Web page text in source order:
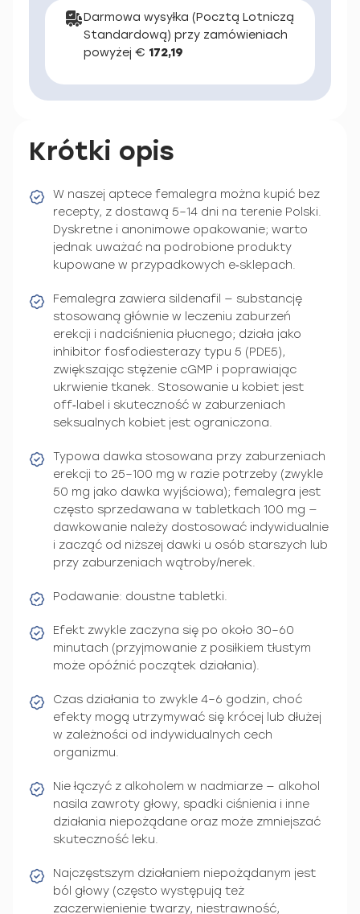
Darmowa wysyłka (Pocztą Lotniczą
Standardową) przy zamówieniach
powyżej € 172,19
Krótki opis
W naszej aptece femalegra można kupić bez
recepty, z dostawą 5–14 dni na terenie Polski.
Dyskretne i anonimowe opakowanie; warto
jednak uważać na podrobione produkty
kupowane w przypadkowych e‑sklepach.
Femalegra zawiera sildenafil — substancję
stosowaną głównie w leczeniu zaburzeń
erekcji i nadciśnienia płucnego; działa jako
inhibitor fosfodiesterazy typu 5 (PDE5),
zwiększając stężenie cGMP i poprawiając
ukrwienie tkanek. Stosowanie u kobiet jest
off‑label i skuteczność w zaburzeniach
seksualnych kobiet jest ograniczona.
Typowa dawka stosowana przy zaburzeniach
erekcji to 25–100 mg w razie potrzeby (zwykle
50 mg jako dawka wyjściowa); femalegra jest
często sprzedawana w tabletkach 100 mg —
dawkowanie należy dostosować indywidualnie
i zacząć od niższej dawki u osób starszych lub
przy zaburzeniach wątroby/nerek.
Podawanie: doustne tabletki.
Efekt zwykle zaczyna się po około 30–60
minutach (przyjmowanie z posiłkiem tłustym
może opóźnić początek działania).
Czas działania to zwykle 4–6 godzin, choć
efekty mogą utrzymywać się krócej lub dłużej
w zależności od indywidualnych cech
organizmu.
Nie łączyć z alkoholem w nadmiarze — alkohol
nasila zawroty głowy, spadki ciśnienia i inne
działania niepożądane oraz może zmniejszać
skuteczność leku.
Najczęstszym działaniem niepożądanym jest
ból głowy (często występują też
zaczerwienienie twarzy, niestrawność,